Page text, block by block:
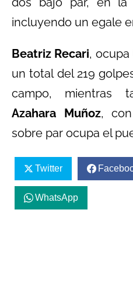
incluyendo un egale
Beatriz Recari, ocupa
un total del 219
campo, mientras
Azahara Muñoz,
sobre par ocupa el
Twitter
WhatsApp